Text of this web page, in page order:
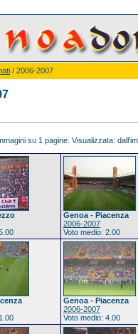
/ 2006-2007
su 1 pagine. Visualizzata:
Genoa - Piacenza
2006-2007
Voto medio: 2.00
Genoa - Piacenza
2006-2007
Voto medio: 4.00